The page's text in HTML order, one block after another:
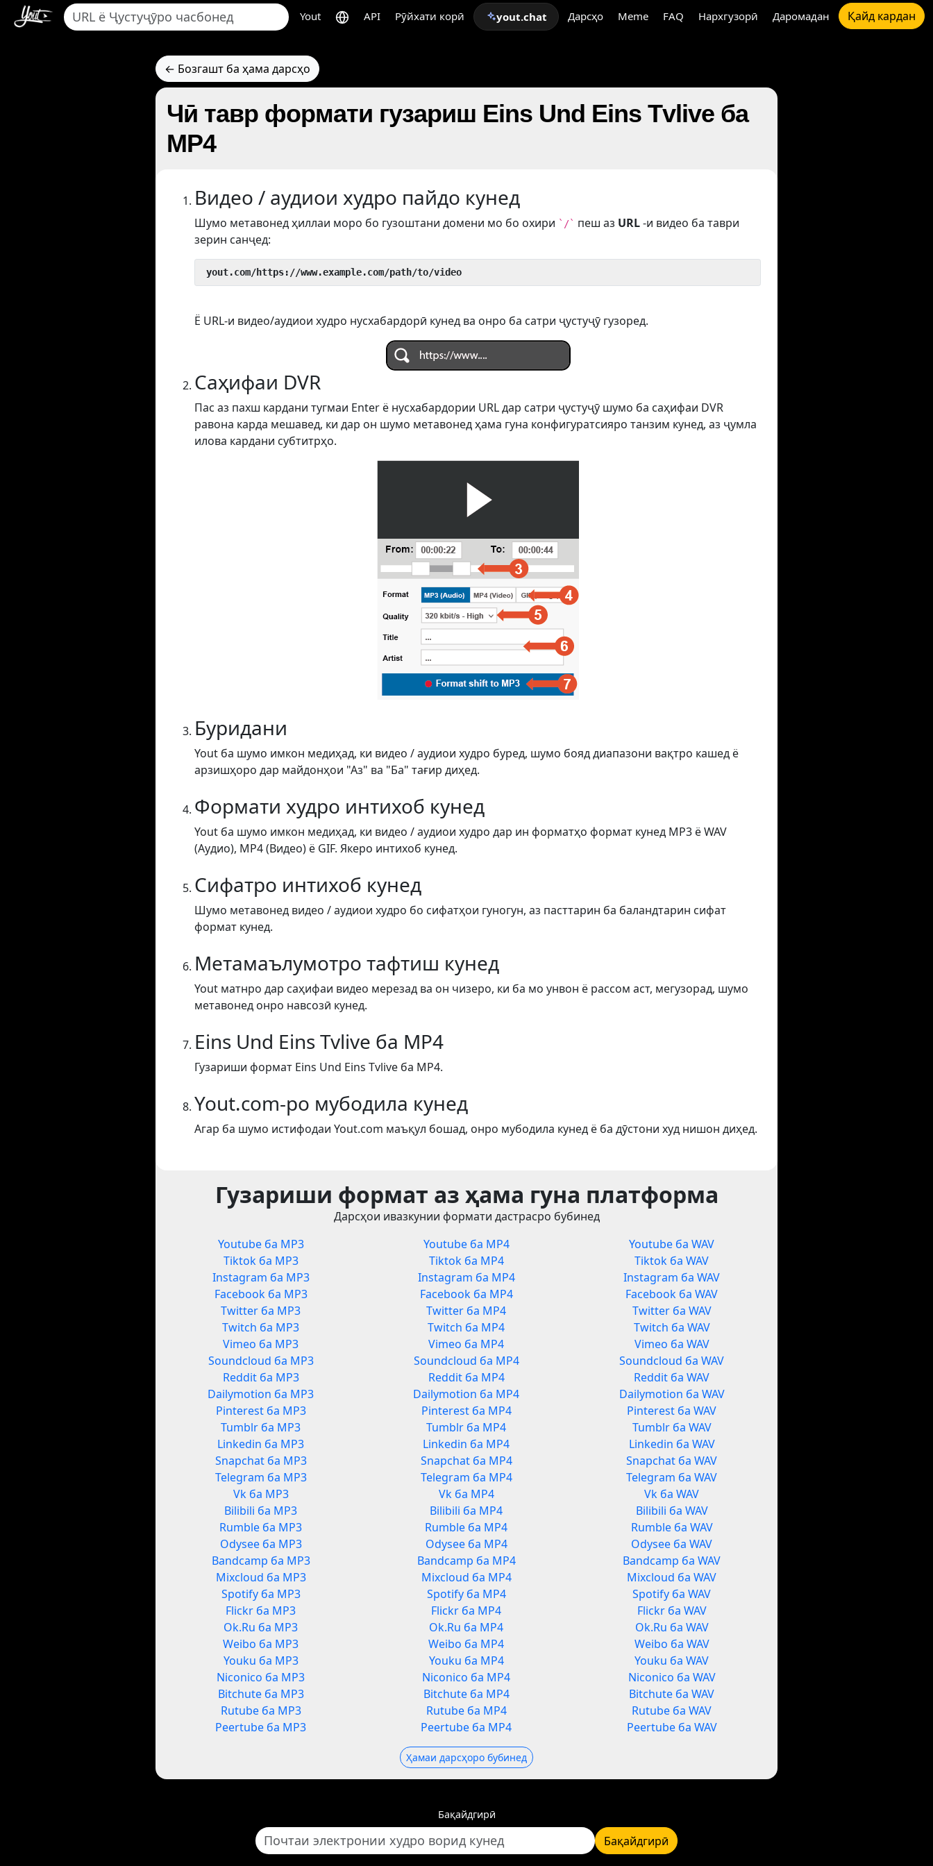
Yout API Рӯйхати корӣ yout.chat Дарсҳо Meme FAQ Нархгузорӣ Даромадан Қайд кардан
← Бозгашт ба ҳама дарсҳо
Чӣ тавр формати гузариш Eins Und Eins Tvlive ба
MP4
Видео / аудиои худро пайдо кунед
Шумо метавонед ҳиллаи моро бо гузоштани домени мо бо охири `/` пеш аз URL-и видео ба таври
зерин санҷед:
yout.com/https://www.example.com/path/to/video
Ё URL-и видео/аудиои худро нусхабардорӣ кунед ва онро ба сатри ҷустуҷӯ гузоред.
Саҳифаи DVR
Пас аз пахш кардани тугмаи Enter ё нусхабардории URL дар сатри ҷустуҷӯ шумо ба саҳифаи DVR
равона карда мешавед, ки дар он шумо метавонед ҳама гуна конфигуратсияро танзим кунед, аз ҷумла
илова кардани субтитрҳо.
Буридани
Yout ба шумо имкон медиҳад, ки видео / аудиои худро буред, шумо бояд диапазони вақтро кашед ё
арзишҳоро дар майдонҳои "Аз" ва "Ба" тағир диҳед.
Формати худро интихоб кунед
Yout ба шумо имкон медиҳад, ки видео / аудиои худро дар ин форматҳо формат кунед MP3 ё WAV
(Аудио), MP4 (Видео) ё GIF. Якеро интихоб кунед.
Сифатро интихоб кунед
Шумо метавонед видео / аудиои худро бо сифатҳои гуногун, аз пасттарин ба баландтарин сифат
формат кунед.
Метамаълумотро тафтиш кунед
Yout матнро дар саҳифаи видео мерезад ва он чизеро, ки ба мо унвон ё рассом аст, мегузорад, шумо
метавонед онро навсозӣ кунед.
Eins Und Eins Tvlive ба MP4
Гузариши формат Eins Und Eins Tvlive ба MP4.
Yout.com-ро мубодила кунед
Агар ба шумо истифодаи Yout.com маъқул бошад, онро мубодила кунед ё ба дӯстони худ нишон диҳед.
Гузариши формат аз ҳама гуна платформа
Дарсҳои ивазкунии формати дастрасро бубинед
Youtube ба MP3
Tiktok ба MP3
Instagram ба MP3
Facebook ба MP3
Twitter ба MP3
Twitch ба MP3
Vimeo ба MP3
Soundcloud ба MP3
Reddit ба MP3
Dailymotion ба MP3
Pinterest ба MP3
Tumblr ба MP3
Linkedin ба MP3
Snapchat ба MP3
Telegram ба MP3
Vk ба MP3
Bilibili ба MP3
Rumble ба MP3
Odysee ба MP3
Bandcamp ба MP3
Mixcloud ба MP3
Spotify ба MP3
Flickr ба MP3
Ok.Ru ба MP3
Weibo ба MP3
Youku ба MP3
Niconico ба MP3
Bitchute ба MP3
Rutube ба MP3
Peertube ба MP3
Youtube ба MP4
Tiktok ба MP4
Instagram ба MP4
Facebook ба MP4
Twitter ба MP4
Twitch ба MP4
Vimeo ба MP4
Soundcloud ба MP4
Reddit ба MP4
Dailymotion ба MP4
Pinterest ба MP4
Tumblr ба MP4
Linkedin ба MP4
Snapchat ба MP4
Telegram ба MP4
Vk ба MP4
Bilibili ба MP4
Rumble ба MP4
Odysee ба MP4
Bandcamp ба MP4
Mixcloud ба MP4
Spotify ба MP4
Flickr ба MP4
Ok.Ru ба MP4
Weibo ба MP4
Youku ба MP4
Niconico ба MP4
Bitchute ба MP4
Rutube ба MP4
Peertube ба MP4
Youtube ба WAV
Tiktok ба WAV
Instagram ба WAV
Facebook ба WAV
Twitter ба WAV
Twitch ба WAV
Vimeo ба WAV
Soundcloud ба WAV
Reddit ба WAV
Dailymotion ба WAV
Pinterest ба WAV
Tumblr ба WAV
Linkedin ба WAV
Snapchat ба WAV
Telegram ба WAV
Vk ба WAV
Bilibili ба WAV
Rumble ба WAV
Odysee ба WAV
Bandcamp ба WAV
Mixcloud ба WAV
Spotify ба WAV
Flickr ба WAV
Ok.Ru ба WAV
Weibo ба WAV
Youku ба WAV
Niconico ба WAV
Bitchute ба WAV
Rutube ба WAV
Peertube ба WAV
Ҳамаи дарсҳоро бубинед
Бақайдгирӣ
Бақайдгирӣ